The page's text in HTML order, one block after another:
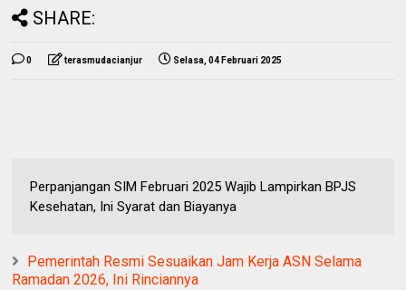
SHARE:
0 terasmudacianjur Selasa, 04 Februari 2025
Perpanjangan SIM Februari 2025 Wajib Lampirkan BPJS
Kesehatan, Ini Syarat dan Biayanya
Pemerintah Resmi Sesuaikan Jam Kerja ASN Selama
Ramadan 2026, Ini Rinciannya